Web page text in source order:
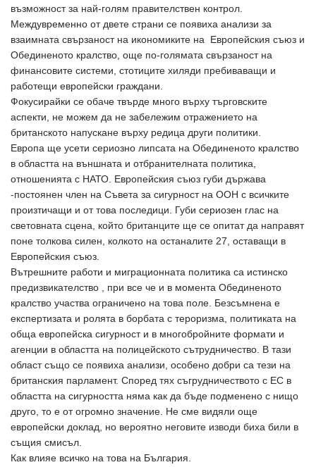
възможност за най-голям правителствен контрол.
Междувременно от двете страни се появиха анализи за
взаимната свързаност на икономиките на Европейския съюз и
Обединеното кралство, още по-голямата свързаност на
финансовите системи, стотиците хиляди пребиваващи и
работещи европейски граждани.
Фокусирайки се обаче твърде много върху търговските
аспекти, не можем да не забележим отражението на
британското напускане върху редица други политики.
Европа ще усети сериозно липсата на Обединеното кралство
в областта на външната и отбранителната политика,
отношенията с НАТО. Европейския съюз губи държава
-постоянен член на Съвета за сигурност на ООН с всичките
произтичащи и от това последици. Губи сериозен глас на
световната сцена, който британците ще се опитат да направят
поне толкова силен, колкото на останалите 27, оставащи в
Европейския съюз.
Вътрешните работи и миграционната политика са истинско
предизвикателство , при все че и в момента Обединеното
кралство участва ограничено на това поле. Безсъмнена е
експертизата и ролята в борбата с тероризма, политиката на
обща европейска сигурност и в многобройните формати и
агенции в областта на полицейското сътрудничество. В тази
област също се появиха анализи, особено добри са тези на
британския парламент. Според тях съгрудничеството с ЕС в
областта на сигурността няма как да бъде подменено с нищо
друго, то е от огромно значение. Не сме видяли още
европейски доклад, но вероятно неговите изводи биха били в
същия смисъл.
Как влияе всичко на това на България.